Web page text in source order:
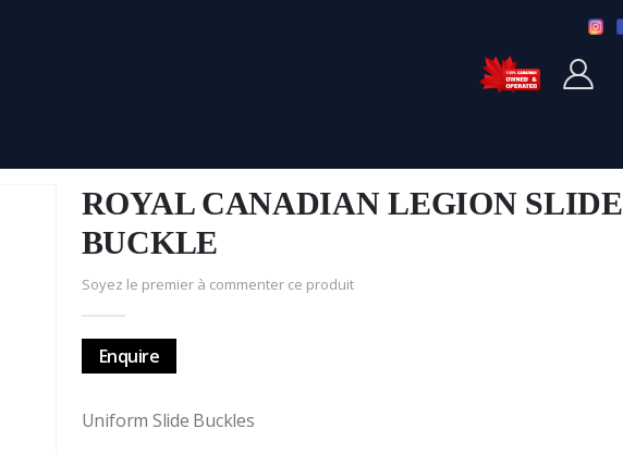
ROYAL CANADIAN LEGION SLIDE
BUCKLE
Soyez le premier à commenter ce produit
Enquire
Uniform Slide Buckles